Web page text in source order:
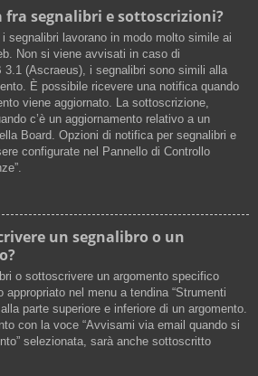
fra segnalibri e sottoscrizioni?
segnalibri lavorano in modo molto simile ai
Non si viene avvisati in caso di
3.1 (Ascraeus), i segnalibri sono simili alla
È possibile ricevere una notifica quando
viene aggiornato. La sottoscrizione,
c’è un aggiornamento relativo a un
Board. Opzioni di notifica per segnalibri e
configurate nel Pannello di Controllo
un segnalibro o un
o sottoscrivere un argomento specifico
nel menu a tendina “Strumenti
parte superiore e inferiore di un argomento.
con la voce “Avvisami via email quando si
selezionata, sarà anche sottoscritto